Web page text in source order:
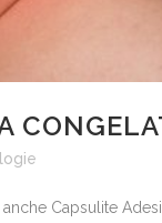
anche Capsulite